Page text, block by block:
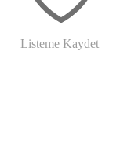
Listeme Kaydet